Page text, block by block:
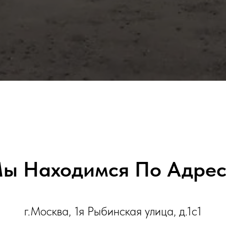
Находимся По
г.Москва, 1я Рыбинская улица, д.1с1